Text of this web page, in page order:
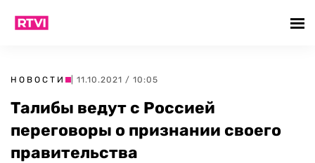
НОВОСТИ | 11.10.2021 / 10:05
Талибы ведут с Россией
переговоры о признании своего
правительства